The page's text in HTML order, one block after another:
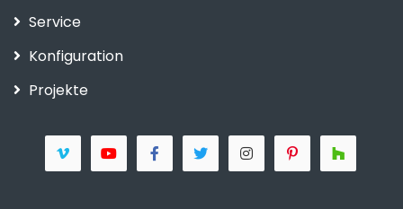
Service
Konfiguration
Projekte